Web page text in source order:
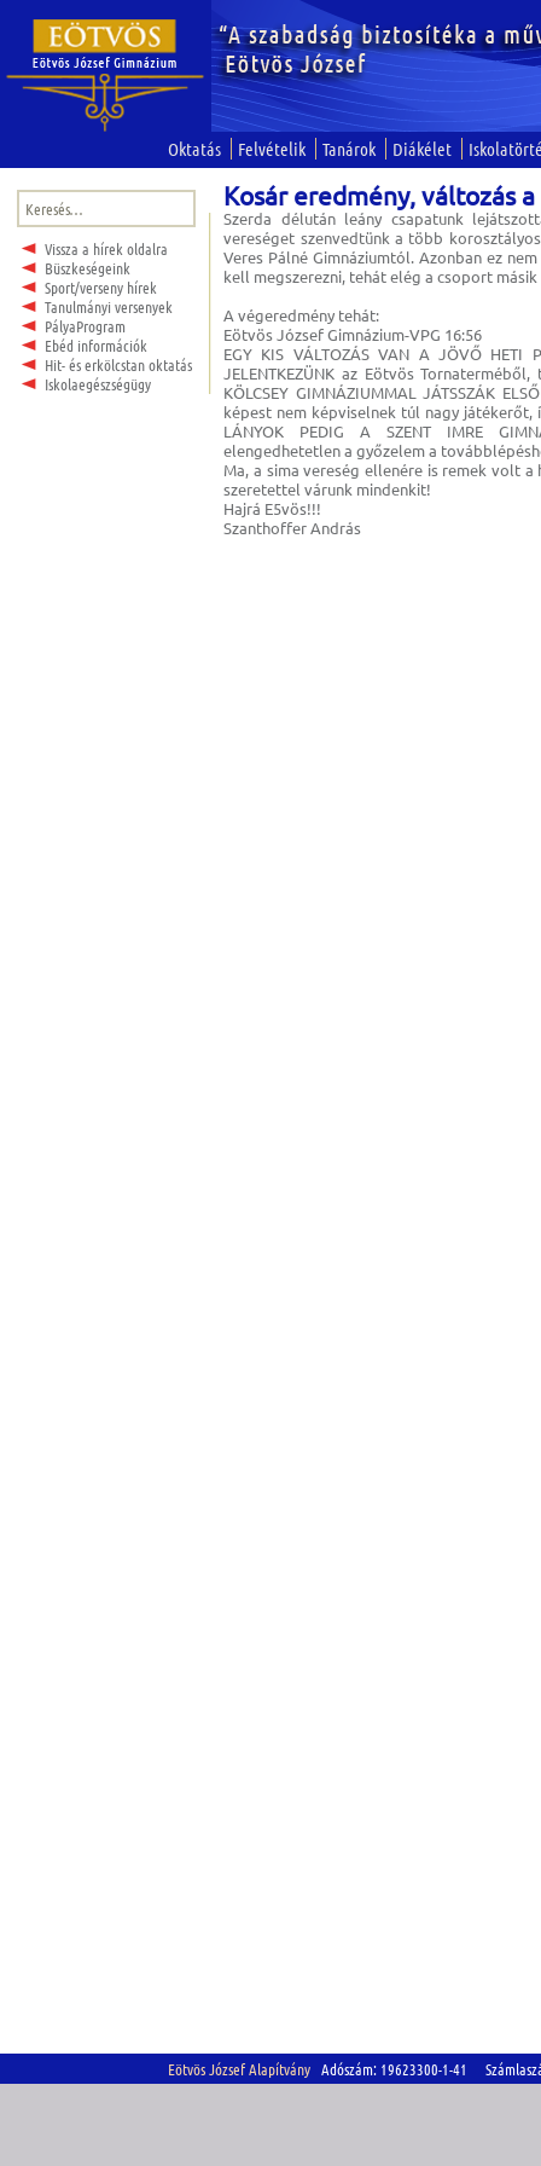
Oktatás Felvételik Tanárok Diákélet
Keresés:
Vissza a hírek oldalra
Büszkeségeink
Sport/verseny hírek
Tanulmányi versenyek
PályaProgram
Ebéd információk
Hit- és erkölcstan oktatás
Iskolaegészségügy
Kosár eredmény, változás
Szerda délután leány csapatunk
vereséget szenvedtünk a több
Veres Pálné Gimnáziumtól. Azonban ez
kell megszerezni, tehát elég a csoport
A végeredmény tehát:
Eötvös József Gimnázium-VPG 16:56
EGY KIS VÁLTOZÁS VAN A JÖVŐ HETI
JELENTKEZÜNK az Eötvös
KÖLCSEY GIMNÁZIUMMAL JÁTSSZÁK
képest nem képviselnek túl nagy
LÁNYOK PEDIG A SZENT IMRE
elengedhetetlen a győzelem a
Ma, a sima vereség ellenére is remek volt
szeretettel várunk mindenkit!
Hajrá E5vös!!!
Szanthoffer András
Eötvös József Alapítvány Adószám: 19623300-1-41